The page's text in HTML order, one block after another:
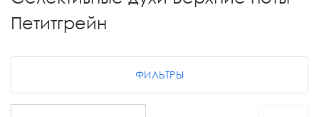
Петитгрейн
ФИЛЬТРЫ